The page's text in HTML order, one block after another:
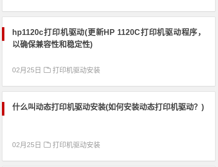
hp1120c打印机驱动(更新HP 1120C打印机驱动程序，
以确保兼容性和稳定性)
02月25日 打印机驱动安装
什么叫动态打印机驱动安装(如何安装动态打印机驱动？)
02月25日 打印机驱动安装